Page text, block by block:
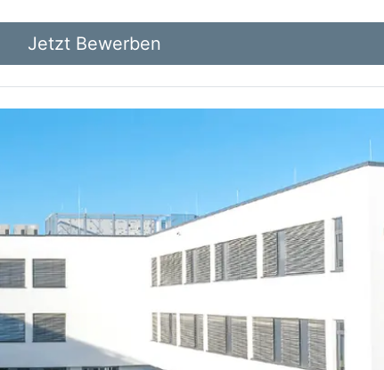
Jetzt Bewerben